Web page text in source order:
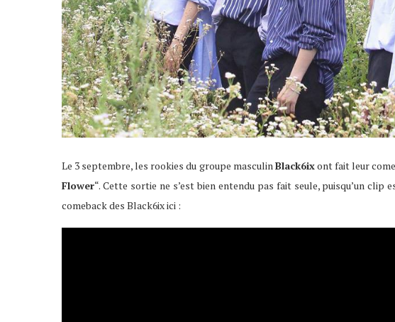
Le 3 septembre, les rookies du groupe masculinBlack6ixont fait leur
Flower“. Cette sortie ne s’est bien entendu pas fait seule, puisqu’un clip
comeback des Black6ix ici :